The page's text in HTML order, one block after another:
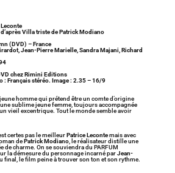
Villa triste de Patrick Modiano
(DVD) – France
Jean-Pierre Marielle, Sandra Majani, Richard
chez Rimini Editions
: Français stéréo. Image : 2.35 – 16/9
homme qui prétend être un comte d’origine
sublime jeune femme, toujours accompagnée
vieil excentrique. Tout le monde semble avoir
certes pas le meilleurPatrice Lecontemais avec
dePatrick Modiano, le réalisateur distille une
de charme. On se souviendra du PARFUM
la démesure du personnage incarné parJean-
final, le film peine à trouver son ton et son rythme.